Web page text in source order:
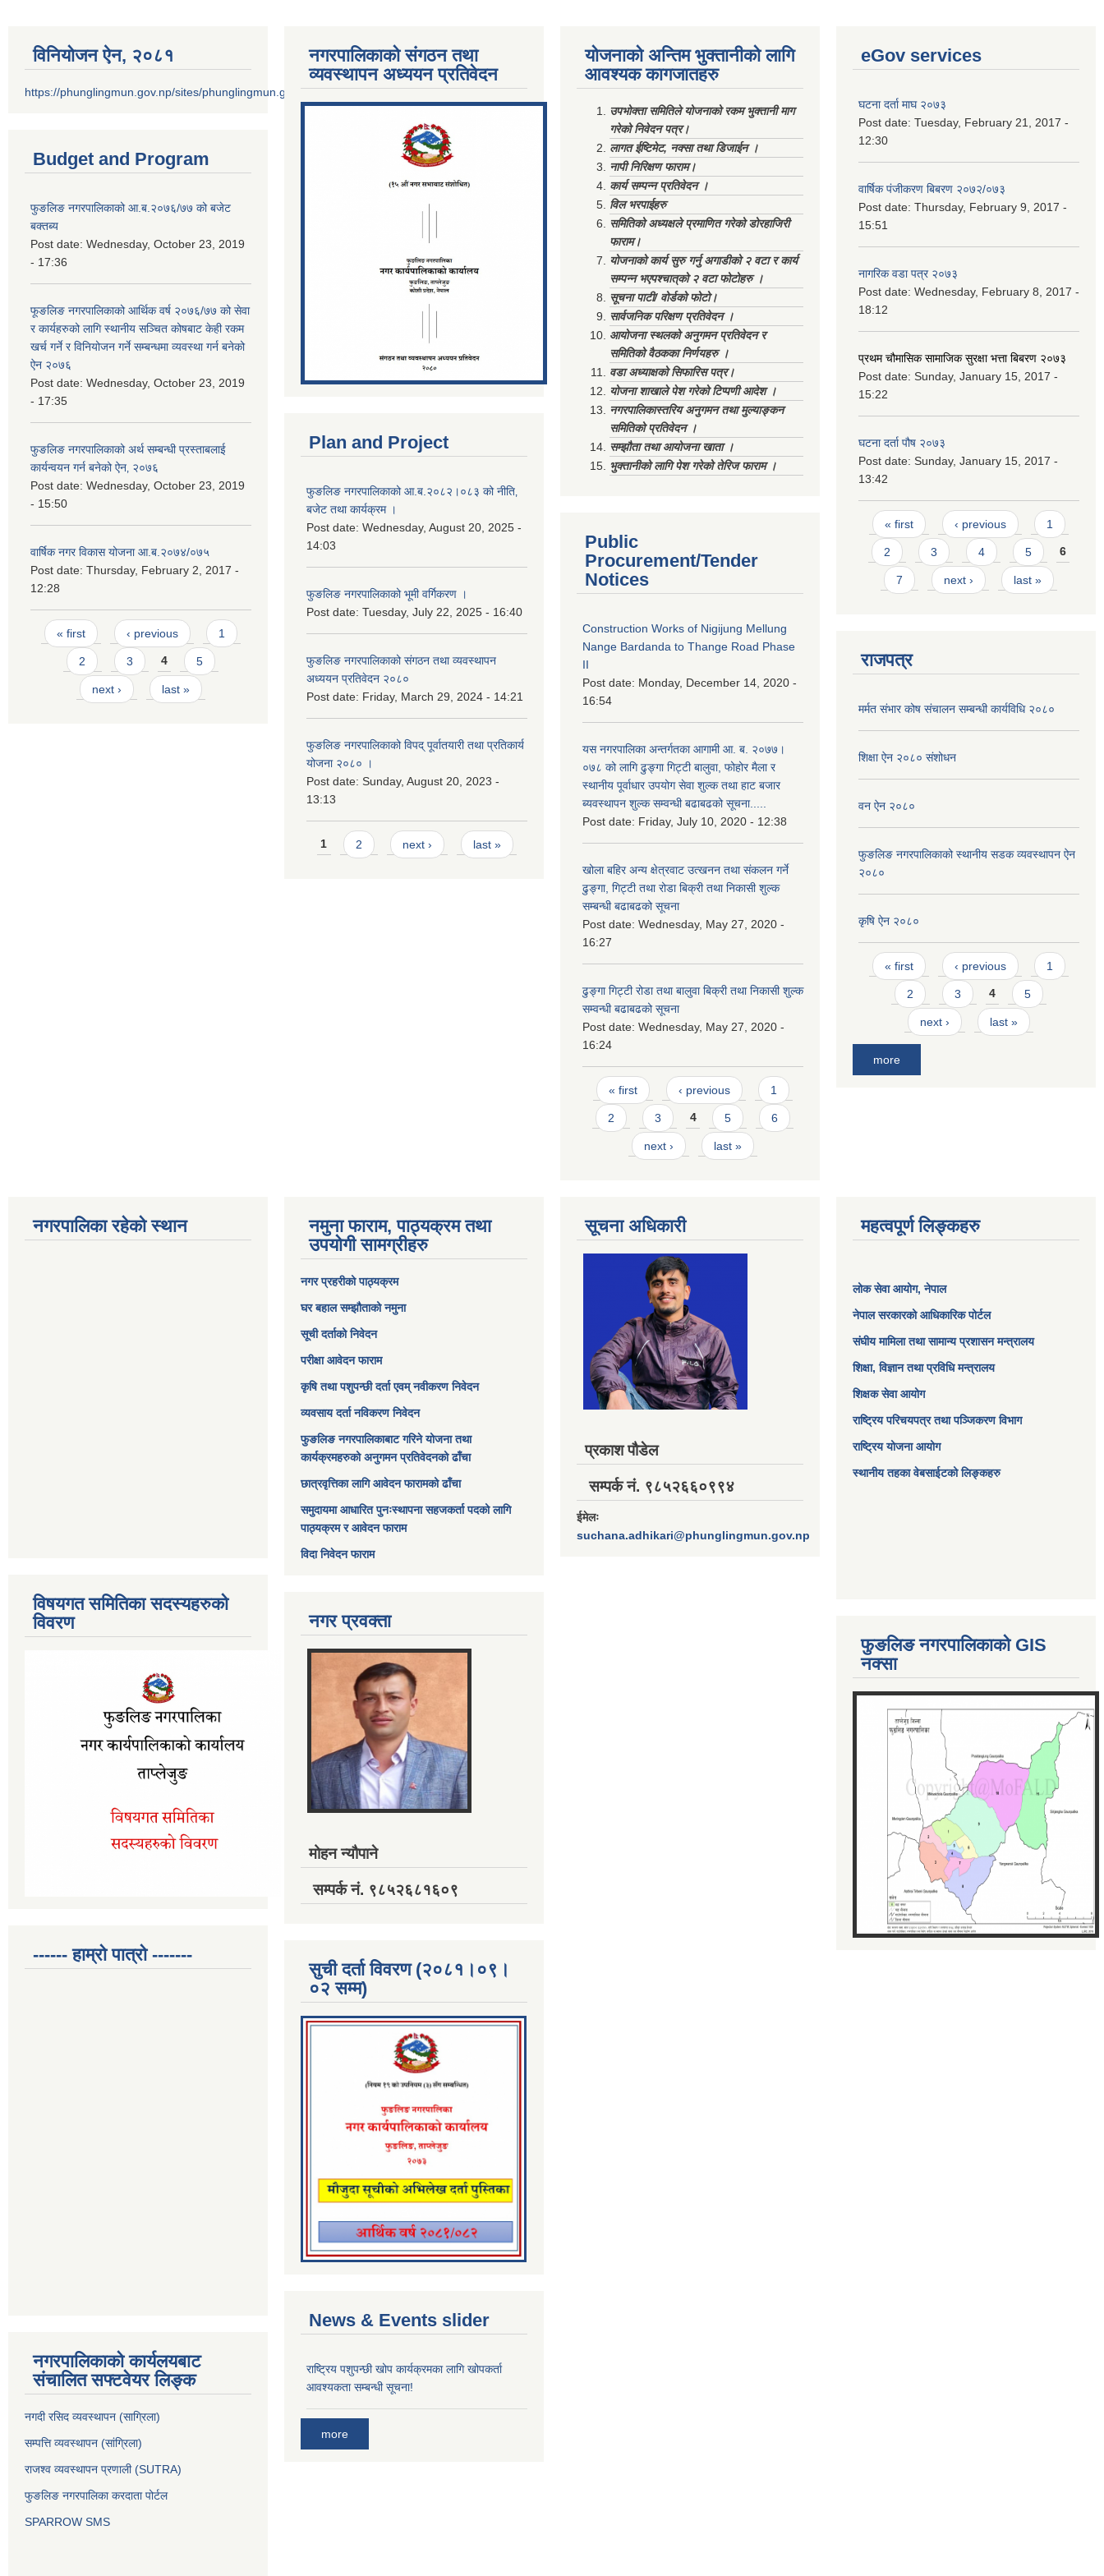
विनियोजन ऐन‚ २०८१
https://phunglingmun.gov.np/sites/phunglingmun.gov.np/files/documents/Al...
Budget and Program
फुङलिङ नगरपालिकाको आ.ब.२०७६/७७ को बजेट
बक्तब्य
Post date: Wednesday, October 23, 2019
- 17:36
फूङलिङ नगरपालिकाको आर्थिक वर्ष २०७६/७७ को सेवा
र कार्यहरुको लागि स्थानीय सञ्चित कोषबाट केही रकम
खर्च गर्ने र विनियोजन गर्ने सम्बन्धमा व्यवस्था गर्न बनेको
ऐन २०७६
Post date: Wednesday, October 23, 2019
- 17:35
फुङलिङ नगरपालिकाको अर्थ सम्बन्धी प्रस्ताबलाई
कार्यन्वयन गर्न बनेको ऐन‚ २०७६
Post date: Wednesday, October 23, 2019
- 15:50
वार्षिक नगर विकास योजना आ.ब.२०७४/०७५
Post date: Thursday, February 2, 2017 -
12:28
Pages
« first ‹ previous 1
2 3 4 5
next › last »
नगरपालिकाको संगठन तथा
व्यवस्थापन अध्ययन प्रतिवेदन
Plan and Project
फुङलिङ नगरपालिकाको आ.ब.२०८२।०८३ को नीति‚
बजेट तथा कार्यक्रम ।
Post date: Wednesday, August 20, 2025 -
14:03
फुङलिङ नगरपालिकाको भूमी वर्गिकरण ।
Post date: Tuesday, July 22, 2025 - 16:40
फुङलिङ नगरपालिकाको संगठन तथा व्यवस्थापन
अध्ययन प्रतिवेदन २०८०
Post date: Friday, March 29, 2024 - 14:21
फुङलिङ नगरपालिकाको विपद् पूर्वातयारी तथा प्रतिकार्य
योजना २०८० ।
Post date: Sunday, August 20, 2023 -
13:13
Pages
1 2 next › last »
योजनाको अन्तिम भुक्तानीको लागि
आवश्यक कागजातहरु
उपभोक्ता समितिले योजनाको रकम भुक्तानी माग
गरेको निवेदन पत्र।
लागत ईष्टिमेट, नक्सा तथा डिजाईन ।
नापी निरिक्षण फाराम।
कार्य सम्पन्न प्रतिवेदन ।
विल भरपाईहरु
समितिको अध्यक्षले प्रमाणित गरेको डोरहाजिरी
फाराम।
योजनाको कार्य सुरु गर्नु अगाडीको २ वटा र कार्य
सम्पन्न भएपश्चात्‌को २ वटा फोटोहरु ।
सूचना पाटी/ वोर्डको फोटो।
सार्वजनिक परिक्षण प्रतिवेदन ।
आयोजना स्थलको अनुगमन प्रतिवेदन र
समितिको वैठकका निर्णयहरु ।
वडा अध्याक्षको सिफारिस पत्र।
योजना शाखाले पेश गरेको टिप्पणी आदेश ।
नगरपालिकास्तरिय अनुगमन तथा मुल्याङ्कन
समितिको प्रतिवेदन ।
सम्झौता तथा आयोजना खाता ।
भुक्तानीको लागि पेश गरेको तेरिज फाराम ।
Public
Procurement/Tender
Notices
Construction Works of Nigijung Mellung
Nange Bardanda to Thange Road Phase
II
Post date: Monday, December 14, 2020 -
16:54
यस नगरपालिका अन्तर्गतका आगामी आ. ब. २०७७।
०७८ को लागि ढुङ्गा गिट्टी बालुवा, फोहोर मैला र
स्थानीय पूर्वाधार उपयोग सेवा शुल्क तथा हाट बजार
ब्यवस्थापन शुल्क सम्वन्धी बढाबढको सूचना.....
Post date: Friday, July 10, 2020 - 12:38
खोला बहिर अन्य क्षेत्रवाट उत्खनन तथा संकलन गर्ने
ढुङ्गा, गिट्टी तथा रोडा बिक्री तथा निकासी शुल्क
सम्बन्धी बढाबढको सूचना
Post date: Wednesday, May 27, 2020 -
16:27
ढुङ्गा गिट्टी रोडा तथा बालुवा बिक्री तथा निकासी शुल्क
सम्वन्धी बढाबढको सूचना
Post date: Wednesday, May 27, 2020 -
16:24
Pages
« first ‹ previous 1
2 3 4 5 6
next › last »
eGov services
घटना दर्ता माघ २०७३
Post date: Tuesday, February 21, 2017 -
12:30
वार्षिक पंजीकरण बिबरण २०७२/०७३
Post date: Thursday, February 9, 2017 -
15:51
नागरिक वडा पत्र २०७३
Post date: Wednesday, February 8, 2017 -
18:12
प्रथम चौमासिक सामाजिक सुरक्षा भत्ता बिबरण २०७३
Post date: Sunday, January 15, 2017 -
15:22
घटना दर्ता पौष २०७३
Post date: Sunday, January 15, 2017 -
13:42
Pages
« first ‹ previous 1
2 3 4 5 6
7 next › last »
राजपत्र
मर्मत संभार कोष संचालन सम्बन्धी कार्यविधि २०८०
शिक्षा ऐन २०८० संशोधन
वन ऐन २०८०
फुङलिङ नगरपालिकाको स्थानीय सडक व्यवस्थापन ऐन
२०८०
कृषि ऐन २०८०
Pages
« first ‹ previous 1
2 3 4 5
next › last »
more
नगरपालिका रहेको स्थान
विषयगत समितिका सदस्यहरुको
विवरण
------ हाम्रो पात्रो -------
नगरपालिकाको कार्यलयबाट
संचालित सफ्टवेयर लिङ्क
नगदी रसिद व्यवस्थापन (साग्रिला)
सम्पत्ति व्यवस्थापन (सांग्रिला)
राजश्व व्यवस्थापन प्रणाली (SUTRA)
फुङलिङ नगरपालिका करदाता पोर्टल
SPARROW SMS
नमुना फाराम, पाठ्यक्रम तथा
उपयोगी सामग्रीहरु
नगर प्रहरीको पाठ्यक्रम
घर बहाल सम्झौताको नमुना
सूची दर्ताको निवेदन
परीक्षा आवेदन फाराम
कृषि तथा पशुपन्छी दर्ता एवम् नवीकरण निवेदन
व्यवसाय दर्ता नविकरण निवेदन
फुङलिङ नगरपालिकाबाट गरिने योजना तथा
कार्यक्रमहरुको अनुगमन प्रतिवेदनको ढाँचा
छात्रवृत्तिका लागि आवेदन फारामको ढाँचा
समुदायमा आधारित पुनःस्थापना सहजकर्ता पदको लागि
पाठ्यक्रम र आवेदन फाराम
विदा निवेदन फाराम
नगर प्रवक्ता
मोहन न्यौपाने
सम्पर्क नं. ९८५२६८१६०९
सुची दर्ता विवरण (२०८१।०९।
०२ सम्म)
News & Events slider
राष्ट्रिय पशुपन्छी खोप कार्यक्रमका लागि खोपकर्ता
आवश्यकता सम्बन्धी सूचना!
more
सूचना अधिकारी
प्रकाश पौडेल
सम्पर्क नं. ९८५२६६०९९४
ईमेलः
suchana.adhikari@phunglingmun.gov.np
महत्वपूर्ण लिङ्कहरु
लोक सेवा आयोग, नेपाल
नेपाल सरकारको आधिकारिक पोर्टल
संघीय मामिला तथा सामान्य प्रशासन मन्त्रालय
शिक्षा, विज्ञान तथा प्रविधि मन्त्रालय
शिक्षक सेवा आयोग
राष्ट्रिय परिचयपत्र तथा पञ्जिकरण विभाग
राष्ट्रिय योजना आयोग
स्थानीय तहका वेबसाईटको लिङ्कहरु
फुङलिङ नगरपालिकाको GIS
नक्सा